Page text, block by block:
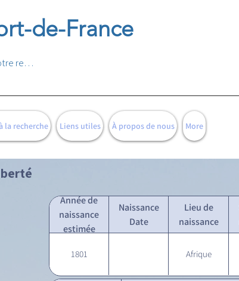
de-France
la recherche Liens utiles À propos de nous More
Année de
naissance
estimée
Naissance
Date
Lieu de
naissance
1801 Afrique